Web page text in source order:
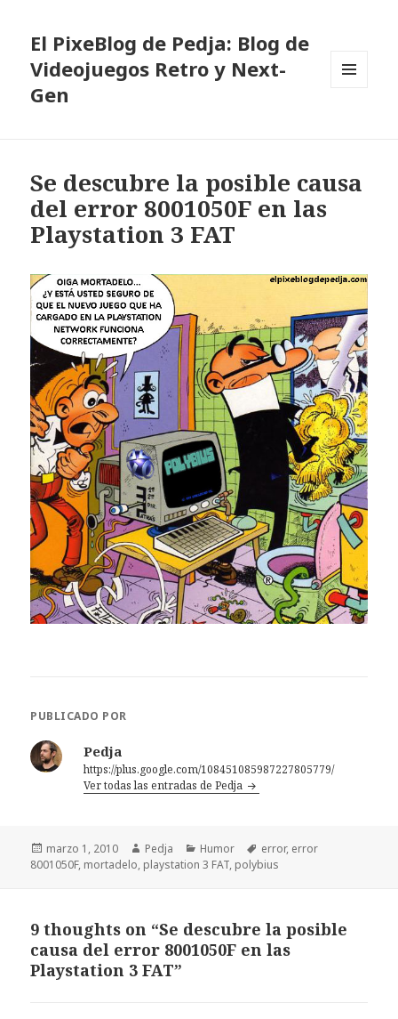
El PixeBlog de Pedja: Blog de
Videojuegos Retro y Next-
Gen
Se descubre la posible causa
del error 8001050F en las
Playstation 3 FAT
PUBLICADO POR
Pedja
https://plus.google.com/108451085987227805779/
Ver todas las entradas de Pedja
Publicado
el
marzo 1, 2010 Autor
Pedja Categorías
Humor Etiquetas
error, error
8001050F, mortadelo, playstation 3 FAT, polybius
9 thoughts on “Se descubre la posible
causa del error 8001050F en las
Playstation 3 FAT”